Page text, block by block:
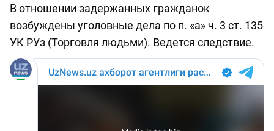
В отношении задержанных гражданок
возбуждены уголовные дела по п. «а» ч. 3 ст. 135
УК РУз (Торговля людьми). Ведется следствие.